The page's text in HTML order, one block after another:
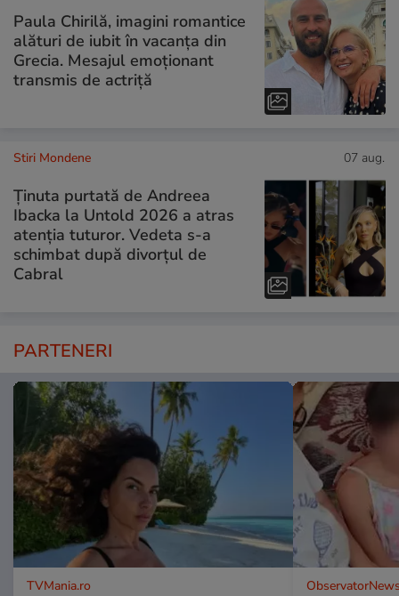
Paula Chirilă, imagini romantice
alături de iubit în vacanța din
Grecia. Mesajul emoționant
transmis de actriță
Stiri Mondene 07 aug.
Ținuta purtată de Andreea
Ibacka la Untold 2026 a atras
atenția tuturor. Vedeta s-a
schimbat după divorțul de
Cabral
PARTENERI
TVMania.ro